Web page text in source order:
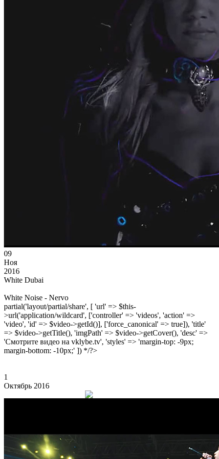
09
Ноя
2016
White Dubai
White Noise - Nervo
partial('layout/partial/share', [ 'url' => $this-
>url('application/wildcard', ['controller' => 'videos', 'action' =>
'video', 'id' => $video->getId()], ['force_canonical' => true]), 'title'
=> $video->getTitle(), 'imgPath' => $video->getCover(), 'desc' =>
'Смотрите видео на vklybe.tv', 'styles' => 'margin-top: -9px;
margin-bottom: -10px;' ]) */?>
1
Октябрь 2016